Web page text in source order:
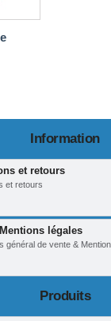
Information
et retours
et retours
légales
général de vente &
Produits